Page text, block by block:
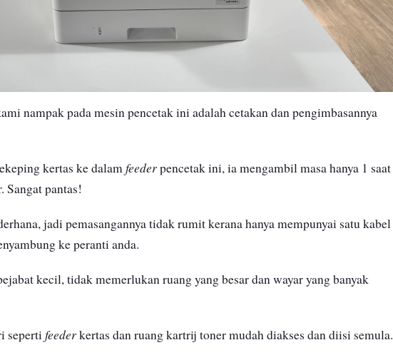
nampak pada mesin pencetak ini adalah cetakan dan pengimbasannya
kertas ke dalamfeederpencetak ini, ia mengambil masa hanya 1 saat
Sangat pantas!
jadi pemasangannya tidak rumit kerana hanya mempunyai satu kabel
ke peranti anda.
kecil, tidak memerlukan ruang yang besar dan wayar yang banyak
sepertifeederkertas dan ruang kartrij toner mudah diakses dan diisi semula.